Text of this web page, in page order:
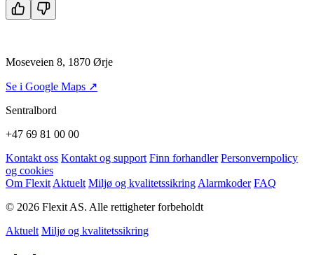
Moseveien 8, 1870 Ørje
Se i Google Maps ↗
Sentralbord
+47 69 81 00 00
Kontakt oss Kontakt og support Finn forhandler Personvernpolicy
og cookies
Om Flexit Aktuelt Miljø og kvalitetssikring Alarmkoder FAQ
© 2026 Flexit AS. Alle rettigheter forbeholdt
Aktuelt Miljø og kvalitetssikring